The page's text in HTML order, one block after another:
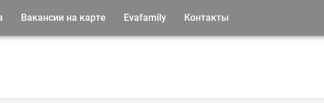
Вакансии на карте Evafamily Контакты